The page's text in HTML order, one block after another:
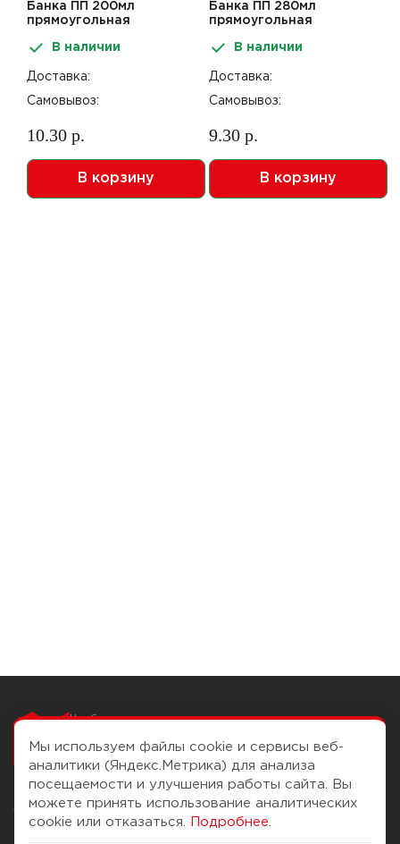
Банка ПП 200мл
прямоугольная
182*124*20мм б/крышки
В наличии
Доставка:
Самовывоз:
10.30 р.
В корзину
Банка ПП 280мл
прямоугольная
б/крышки с к/з 540шт В
В наличии
Доставка:
Самовывоз:
9.30 р.
В корзину
Чтобы вам легко
О компании Помощь
Мы используем файлы cookie и сервисы веб-
аналитики (Яндекс.Метрика) для анализа
посещаемости и улучшения работы сайта. Вы
можете принять использование аналитических
cookie или отказаться.
Подробнее